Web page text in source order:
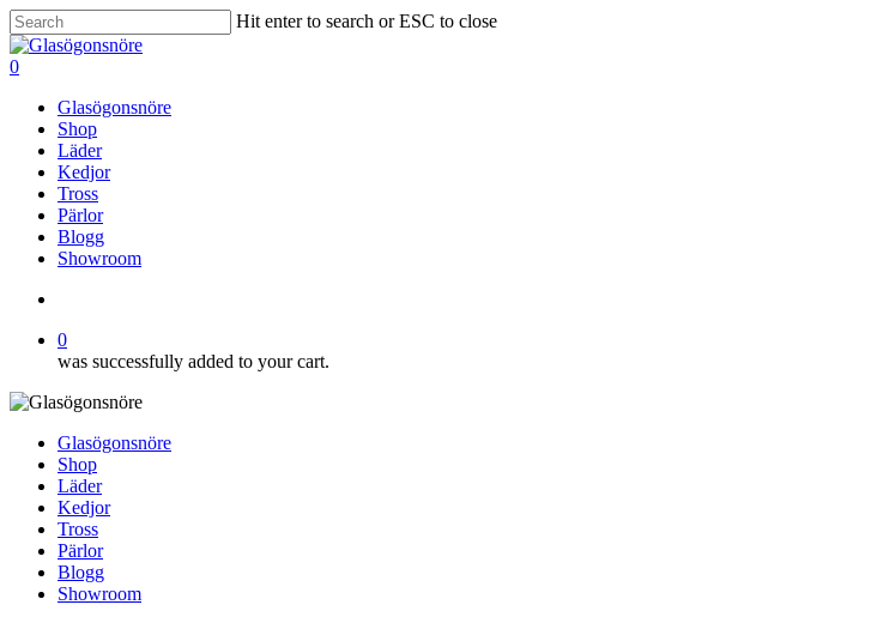
Skip
to
main
Hit enter to search or ESC to close
Close
Search
search
0
Glasögonsnöre
Shop
Läder
Kedjor
Tross
Pärlor
Blogg
Showroom
0
was successfully added to your cart.
Glasögonsnöre
Shop
Läder
Kedjor
Tross
Pärlor
Blogg
Showroom